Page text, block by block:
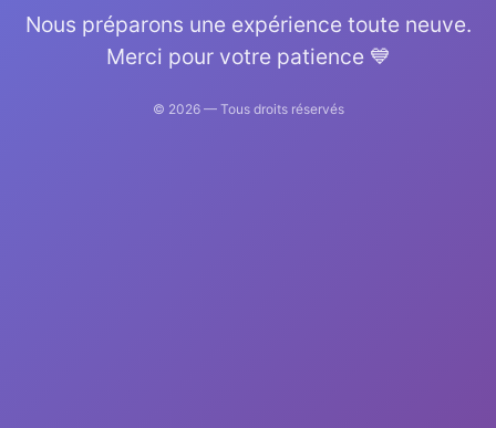
Nous préparons une expérience toute neuve.
Merci pour votre patience 💙
© 2026— Tous droits réservés